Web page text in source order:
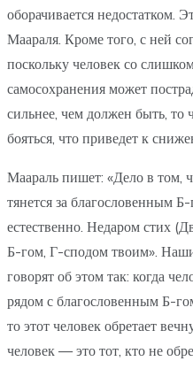
оборачивается недостатком.
Маараля. Кроме того, с ней
поскольку человек со
самосохранения может
сильнее, чем должен быть, то
бояться, что приведет к
Маараль пишет: «Дело в том,
тянется за благословенным
естественно. Недаром стих
Б-гом, Г-сподом твоим».
говорят об этом так: когда
рядом с благословенным Б-
то этот человек обретает
человек — это тот, кто не